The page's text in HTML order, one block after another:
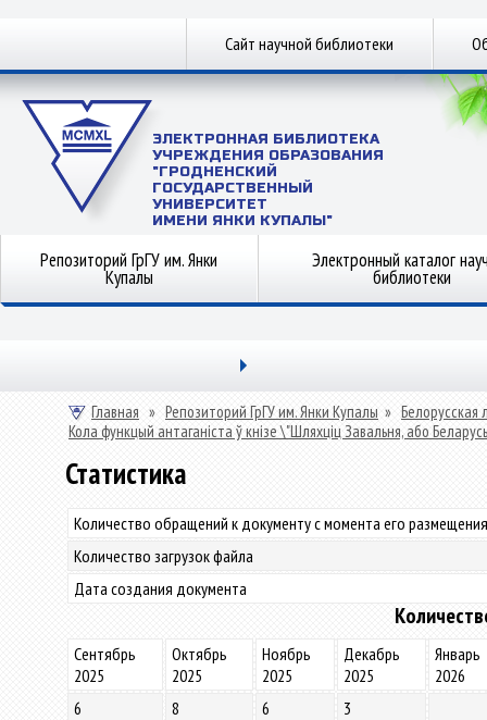
Сайт научной библиотеки
ЭЛЕКТРОННАЯ БИБЛИОТЕКА
УЧРЕЖДЕНИЯ ОБРАЗОВАНИЯ
"ГРОДНЕНСКИЙ
ГОСУДАРСТВЕННЫЙ
УНИВЕРСИТЕТ
ИМЕНИ ЯНКИ КУПАЛЫ"
Репозиторий ГрГУ им. Янки
Купалы
Электронный каталог
библиотеки
Главная » Репозиторий ГрГУ им. Янки Купалы » Белорусская
Кола функцый антаганіста ў кнізе \"Шляхціц Завальня, або
Статистика
Количество обращений к документу с момента его
Количество загрузок файла
Дата создания документа
Сентябрь
2025
Октябрь
2025
Ноябрь
2025
Декабрь
2025
Январь
2026
6
8 6 3